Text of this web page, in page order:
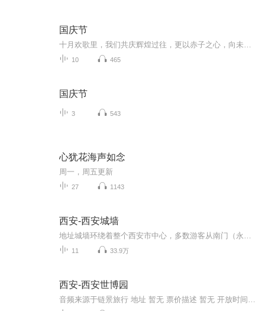
国庆节
10 465
国庆节
3 543
心犹花海声如念
周一，周五更新
27 1143
西安-西安城墙
11 33.9万
西安-西安世博园